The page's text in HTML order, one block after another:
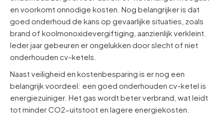
en voorkomt onnodige kosten. Nog belangrijker is dat
goed onderhoud de kans op gevaarlijke situaties, zoals
brand of koolmonoxidevergiftiging, aanzienlijk verkleint.
Ieder jaar gebeuren er ongelukken door slecht of niet
onderhouden cv-ketels.
Naast veiligheid en kostenbesparing is er nog een
belangrijk voordeel: een goed onderhouden cv-ketel is
energiezuiniger. Het gas wordt beter verbrand, wat leidt
tot minder CO2-uitstoot en lagere energiekosten.